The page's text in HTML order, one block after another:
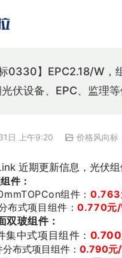
标0330】EPC2.18/W，
伏设备、EPC、监理
日 上午9:20 价格风向标
近期更新信息，光伏组
件：
mmTOPCon组件： 0.763
布式项目组件：0.770元
双玻组件：
集中式项目组件： 0.700
分布式项目组件：0.790元